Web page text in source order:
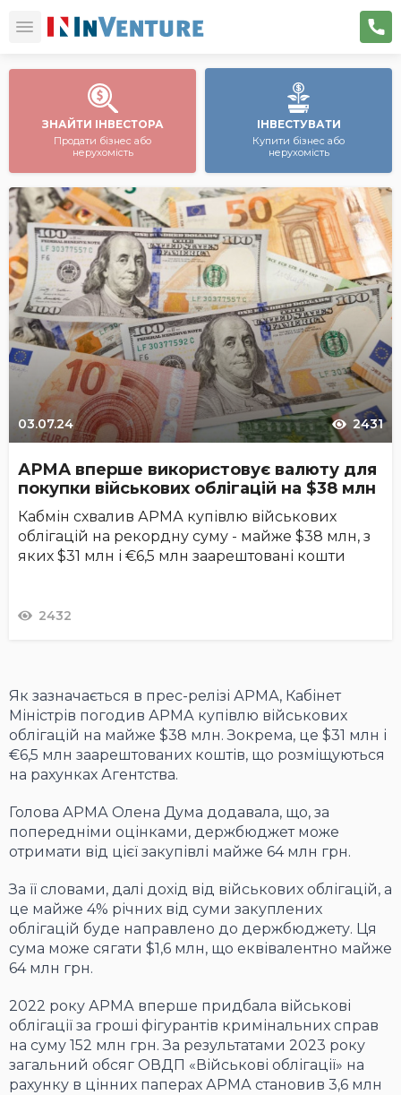
ЗНАЙТИ ІНВЕСТОРА
Продати бізнес або
нерухомість
ІНВЕСТУВАТИ
Купити бізнес або
нерухомість
03.07.24 2431
АРМА вперше використовує валюту для
покупки військових облігацій на $38 млн
Кабмін схвалив АРМА купівлю військових
облігацій на рекордну суму - майже $38 млн, з
яких $31 млн і €6,5 млн заарештовані кошти
2432
Як зазначається в прес-релізі АРМА, Кабінет
Міністрів погодив АРМА купівлю військових
облігацій на майже $38 млн. Зокрема, це $31 млн і
€6,5 млн заарештованих коштів, що розміщуються
на рахунках Агентства.
Голова АРМА Олена Дума додавала, що, за
попередніми оцінками, держбюджет може
отримати від цієї закупівлі майже 64 млн грн.
За її словами, далі дохід від військових облігацій, а
це майже 4% річних від суми закуплених
облігацій буде направлено до держбюджету. Ця
сума може сягати $1,6 млн, що еквівалентно майже
64 млн грн.
2022 року АРМА вперше придбала військові
облігації за гроші фігурантів кримінальних справ
на суму 152 млн грн. За результатами 2023 року
загальний обсяг ОВДП «Військові облігації» на
рахунку в цінних паперах АРМА становив 3,6 млн